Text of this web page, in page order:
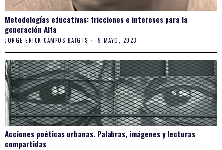
Metodologías educativas: fricciones e intereses para la
generación Alfa
JORGE ERICK CAMPOS BAIGTS 9 MAYO, 2023
Acciones poéticas urbanas. Palabras, imágenes y lecturas
compartidas